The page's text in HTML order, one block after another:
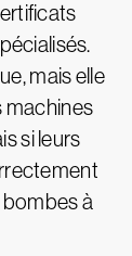
mais elle
machines
si leurs
à